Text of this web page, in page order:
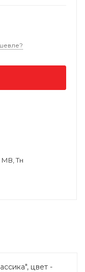
Тн
цвет -